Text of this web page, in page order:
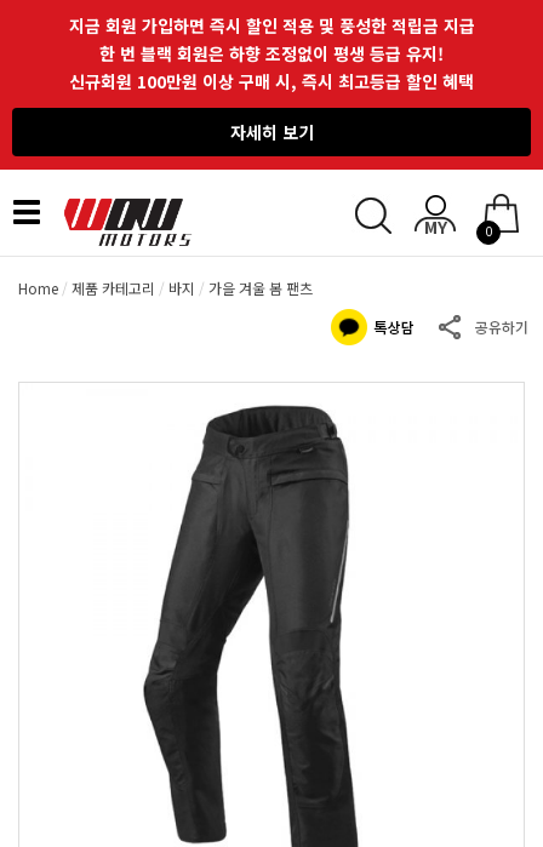
지금 회원 가입하면 즉시 할인 적용 및 풍성한 적립금 지급
한 번 블랙 회원은 하향 조정없이 평생 등급 유지!
신규회원 100만원 이상 구매 시, 즉시 최고등급 할인 혜택
자세히 보기
Toggle
navigation
0
Home 제품 카테고리 바지 가을 겨울 봄 팬츠